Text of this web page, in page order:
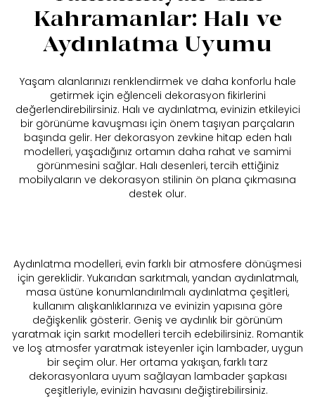
Kahramanlar: Halı ve
Aydınlatma Uyumu
Yaşam alanlarınızı renklendirmek ve daha konforlu hale
getirmek için eğlenceli dekorasyon fikirlerini
değerlendirebilirsiniz. Halı ve aydınlatma, evinizin etkileyici
bir görünüme kavuşması için önem taşıyan parçaların
başında gelir. Her dekorasyon zevkine hitap eden halı
modelleri, yaşadığınız ortamın daha rahat ve samimi
görünmesini sağlar. Halı desenleri, tercih ettiğiniz
mobilyaların ve dekorasyon stilinin ön plana çıkmasına
destek olur.
Aydınlatma modelleri, evin farklı bir atmosfere dönüşmesi
için gereklidir. Yukarıdan sarkıtmalı, yandan aydınlatmalı,
masa üstüne konumlandırılmalı aydınlatma çeşitleri,
kullanım alışkanlıklarınıza ve evinizin yapısına göre
değişkenlik gösterir. Geniş ve aydınlık bir görünüm
yaratmak için sarkıt modelleri tercih edebilirsiniz. Romantik
ve loş atmosfer yaratmak isteyenler için lambader, uygun
bir seçim olur. Her ortama yakışan, farklı tarz
dekorasyonlara uyum sağlayan lambader şapkası
çeşitleriyle, evinizin havasını değiştirebilirsiniz.